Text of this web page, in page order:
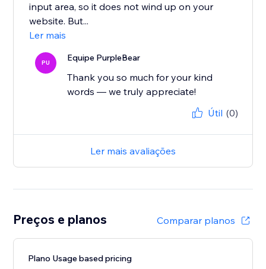
input area, so it does not wind up on your
website. But...
Ler mais
PU Equipe PurpleBear
Thank you so much for your kind
words — we truly appreciate!
Útil (0)
Ler mais avaliações
Preços e planos Comparar planos
Plano Usage based pricing